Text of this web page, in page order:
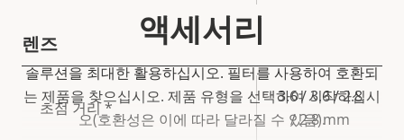
렌즈
속
성
속
성
초점 거리 *
3.6 / 3.6 / 2.8
/ 2.8 mm
액세서리
솔루션을 최대한 활용하십시오. 필터를 사용하여 호환되
는 제품을 찾으십시오. 제품 유형을 선택하여 시작하십시
오(호환성은 이에 따라 달라질 수 있음).